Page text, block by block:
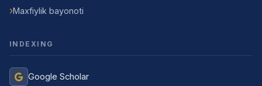
Maxfiylik bayonoti
INDEXING
Google Scholar